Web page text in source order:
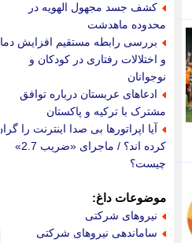
کشف جسد مجهول الهویه در
محدوده ماهدشت
بررسی رابطه مستقیم افزایش دما
و اختلالات رفتاری در کودکان و
نوجوانان
ادعاهای عربستان درباره توافق
مشترک با ترکیه و پاکستان
آیا اپراتورها بی صدا اینترنت را گران
کرده اند؟ / ماجرای «ضریب 2.7»
چیست؟
موضوعات داغ:
نیروهای شرکتی
ساماندهی نیروهای شرکتی